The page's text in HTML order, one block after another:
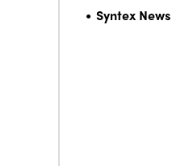
Syntex News